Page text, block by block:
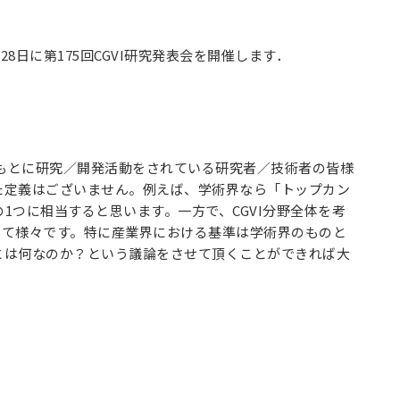
に第175回CGVI研究発表会を開催します．
に研究／開発活動をされている研究者／技術者の皆様
義はございません。例えば、学術界なら「トップカン
に相当すると思います。一方で、CGVI分野全体を考
様々です。特に産業界における基準は学術界のものと
何なのか？という議論をさせて頂くことができれば大